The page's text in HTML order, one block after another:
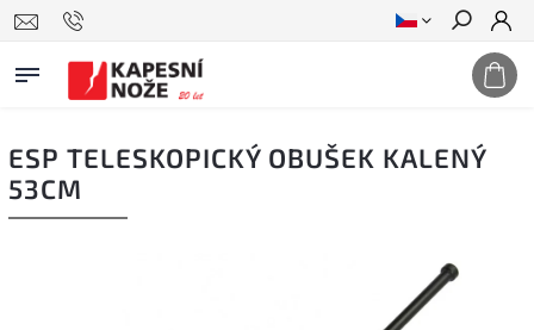
Hledat
ESP TELESKOPICKÝ OBUŠEK KALENÝ
53CM